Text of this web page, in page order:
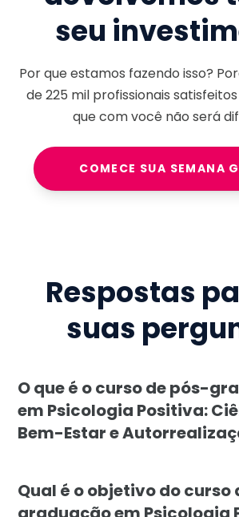
seu
Por que estamos fazendo isso?
de225 milprofissionais
que com você não será
COMECE SUA SEMANA
Respostas
suas
O que é o curso de pós-
em Psicologia Positiva:
Bem-Estar e
Qual é o objetivo do curso